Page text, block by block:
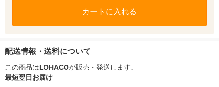
カートに入れる
配送情報・送料について
この商品はLOHACOが販売・発送します。
最短翌日お届け